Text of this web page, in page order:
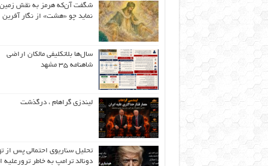
شگفت آن‌که هرمز به نقش زمین
نماید چو «هشت» از نگار آفرین
سال‌ها بلاتکلیفی مالکان اراضی
شاهنامه ۳۵ مشهد
لیندزی گراهام ، درگذشت
تحلیل سناریوی احتمالی پس از
دونالد ترامپ به خاطر ترورعلیه